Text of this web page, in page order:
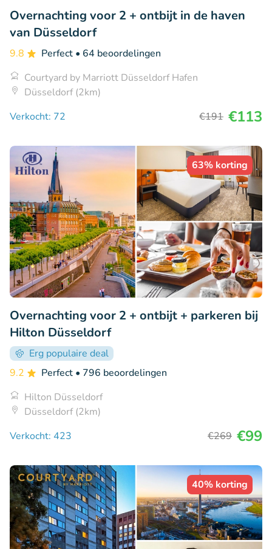
Overnachting voor 2 + ontbijt in de haven
van Düsseldorf
9.8 Perfect • 64 beoordelingen
Courtyard by Marriott Düsseldorf Hafen
Düsseldorf (2km)
Verkocht: 72
€191 €113
63% korting
Overnachting voor 2 + ontbijt + parkeren bij
Hilton Düsseldorf
Erg populaire deal
9.2
Perfect • 796 beoordelingen
Hilton Düsseldorf
Düsseldorf (2km)
Verkocht: 423
€269 €99
40% korting